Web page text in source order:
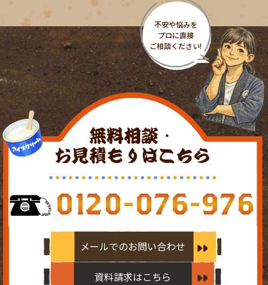
無料相談・
お見積もりはこちら
0120-076-976
メールでのお問い合わせ
資料請求はこちら